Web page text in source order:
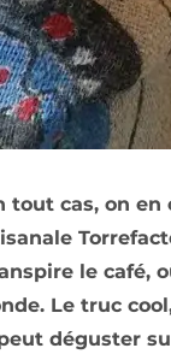
tout cas, on
le café,
Le truc
déguster